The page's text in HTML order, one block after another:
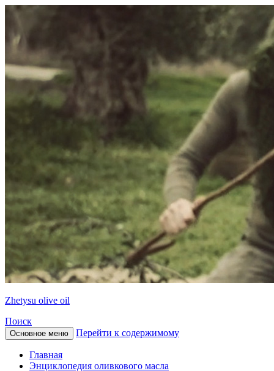
Zhetysu olive oil
Поиск
Основное меню Перейти к содержимому
Главная
Энциклопедия оливкового масла